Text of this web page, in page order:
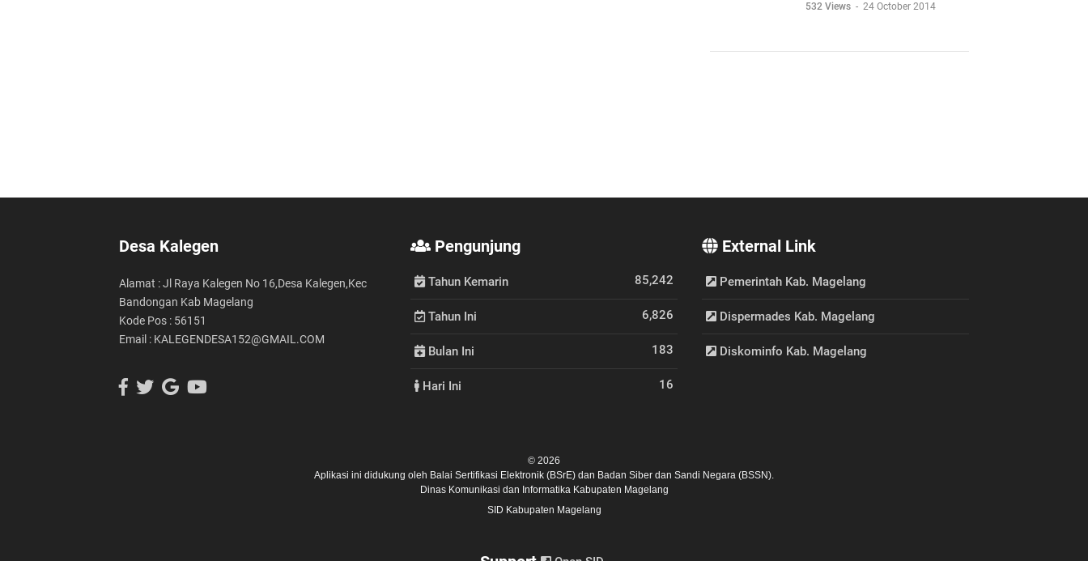
532 Views - 24 October 2014
Desa Kalegen
Alamat : Jl Raya Kalegen No 16,Desa Kalegen,Kec
Bandongan Kab Magelang
Kode Pos : 56151
Email : KALEGENDESA152@GMAIL.COM
Pengunjung
Tahun Kemarin 85,242
Tahun Ini 6,826
Bulan Ini 183
Hari Ini 16
External Link
Pemerintah Kab. Magelang
Dispermades Kab. Magelang
Diskominfo Kab. Magelang
© 2026
Aplikasi ini didukung oleh Balai Sertifikasi Elektronik (BSrE) dan Badan Siber dan Sandi Negara (BSSN).
Dinas Komunikasi dan Informatika Kabupaten Magelang
SID Kabupaten Magelang